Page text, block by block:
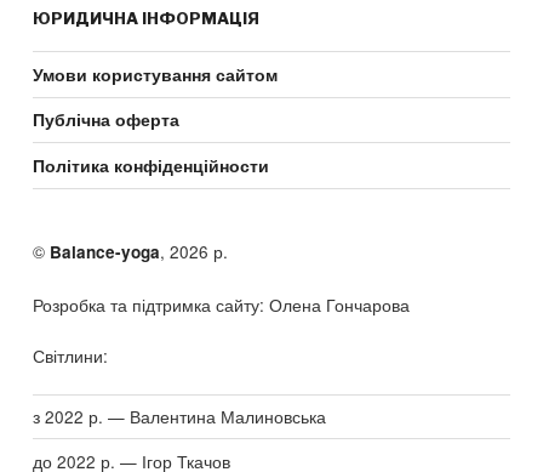
ЮРИДИЧНА ІНФОРМАЦІЯ
Умови користування сайтом
Публічна оферта
Політика конфіденційности
© Balance-yoga, 2026 р.
Розробка та підтримка сайту: Олена Гончарова
Світлини:
з 2022 р. — Валентина Малиновська
до 2022 р. — Ігор Ткачов